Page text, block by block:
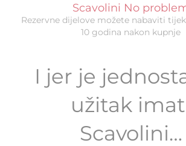
Scavolini No
Rezervne dijelove možete nabaviti
10 godina nakon kupnje
I jer je
užitak
Scavolini…